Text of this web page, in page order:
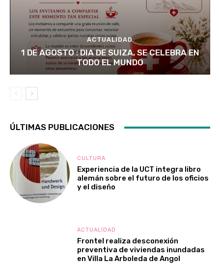
ACTUALIDAD
1 DE AGOSTO : DIA DE SUIZA, SE CELEBRA EN
TODO EL MUNDO
ÚLTIMAS PUBLICACIONES
CULTURA
Experiencia de la UCT integra libro
alemán sobre el futuro de los oficios
y el diseño
ACTUALIDAD
Frontel realiza desconexión
preventiva de viviendas inundadas
en Villa La Arboleda de Angol